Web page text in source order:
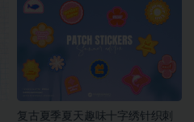
复古夏季夏天趣味十字绣针织刺